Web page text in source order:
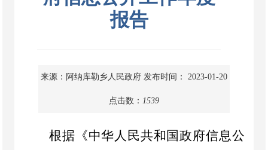
报告
来源：阿纳库勒乡人民政府 发布时间： 2023-01-20
点击数： 1539
根据《中华人民共和国政府信息公